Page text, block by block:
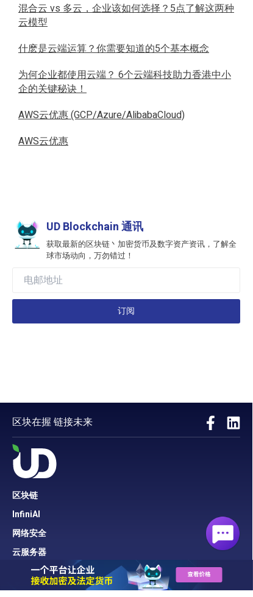
混合云 vs 多云，企业该如何选择？5点了解这两种
云模型
什麽是云端运算？你需要知道的5个基本概念
为何企业都使用云端？ 6个云端科技助力香港中小
企的关键秘诀！
AWS云优惠 (GCP/Azure/AlibabaCloud)
AWS云优惠
UD Blockchain 通讯
获取最新的区块链丶加密货币及数字资产资讯，了解全
球市场动向，万勿错过！
订阅
区块在握 链接未来
区块链
InfiniAI
网络安全
云服务器
云端寄存